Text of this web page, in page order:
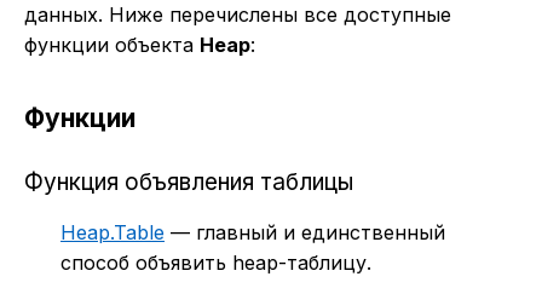
данных. Ниже перечислены все доступные
функции объекта Heap:
Функции
Функция объявления таблицы
Heap.Table — главный и единственный
способ объявить heap-таблицу.